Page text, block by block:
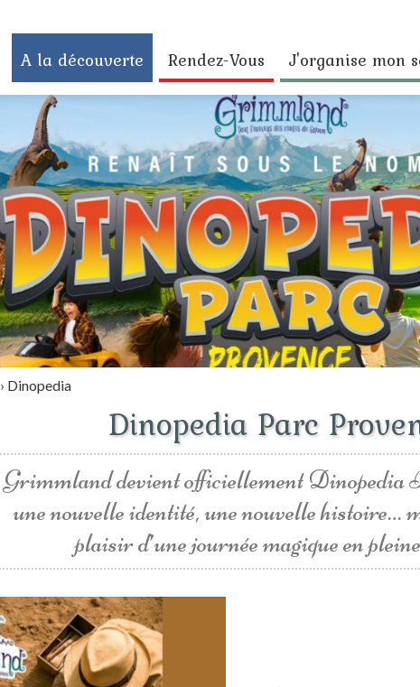
A la découverte Rendez-Vous J'organise mon
› Dinopedia
Dinopedia Parc
Grimmland devient officiellement Dinopedia
une nouvelle identité, une nouvelle histoire…
plaisir d’une journée magique en